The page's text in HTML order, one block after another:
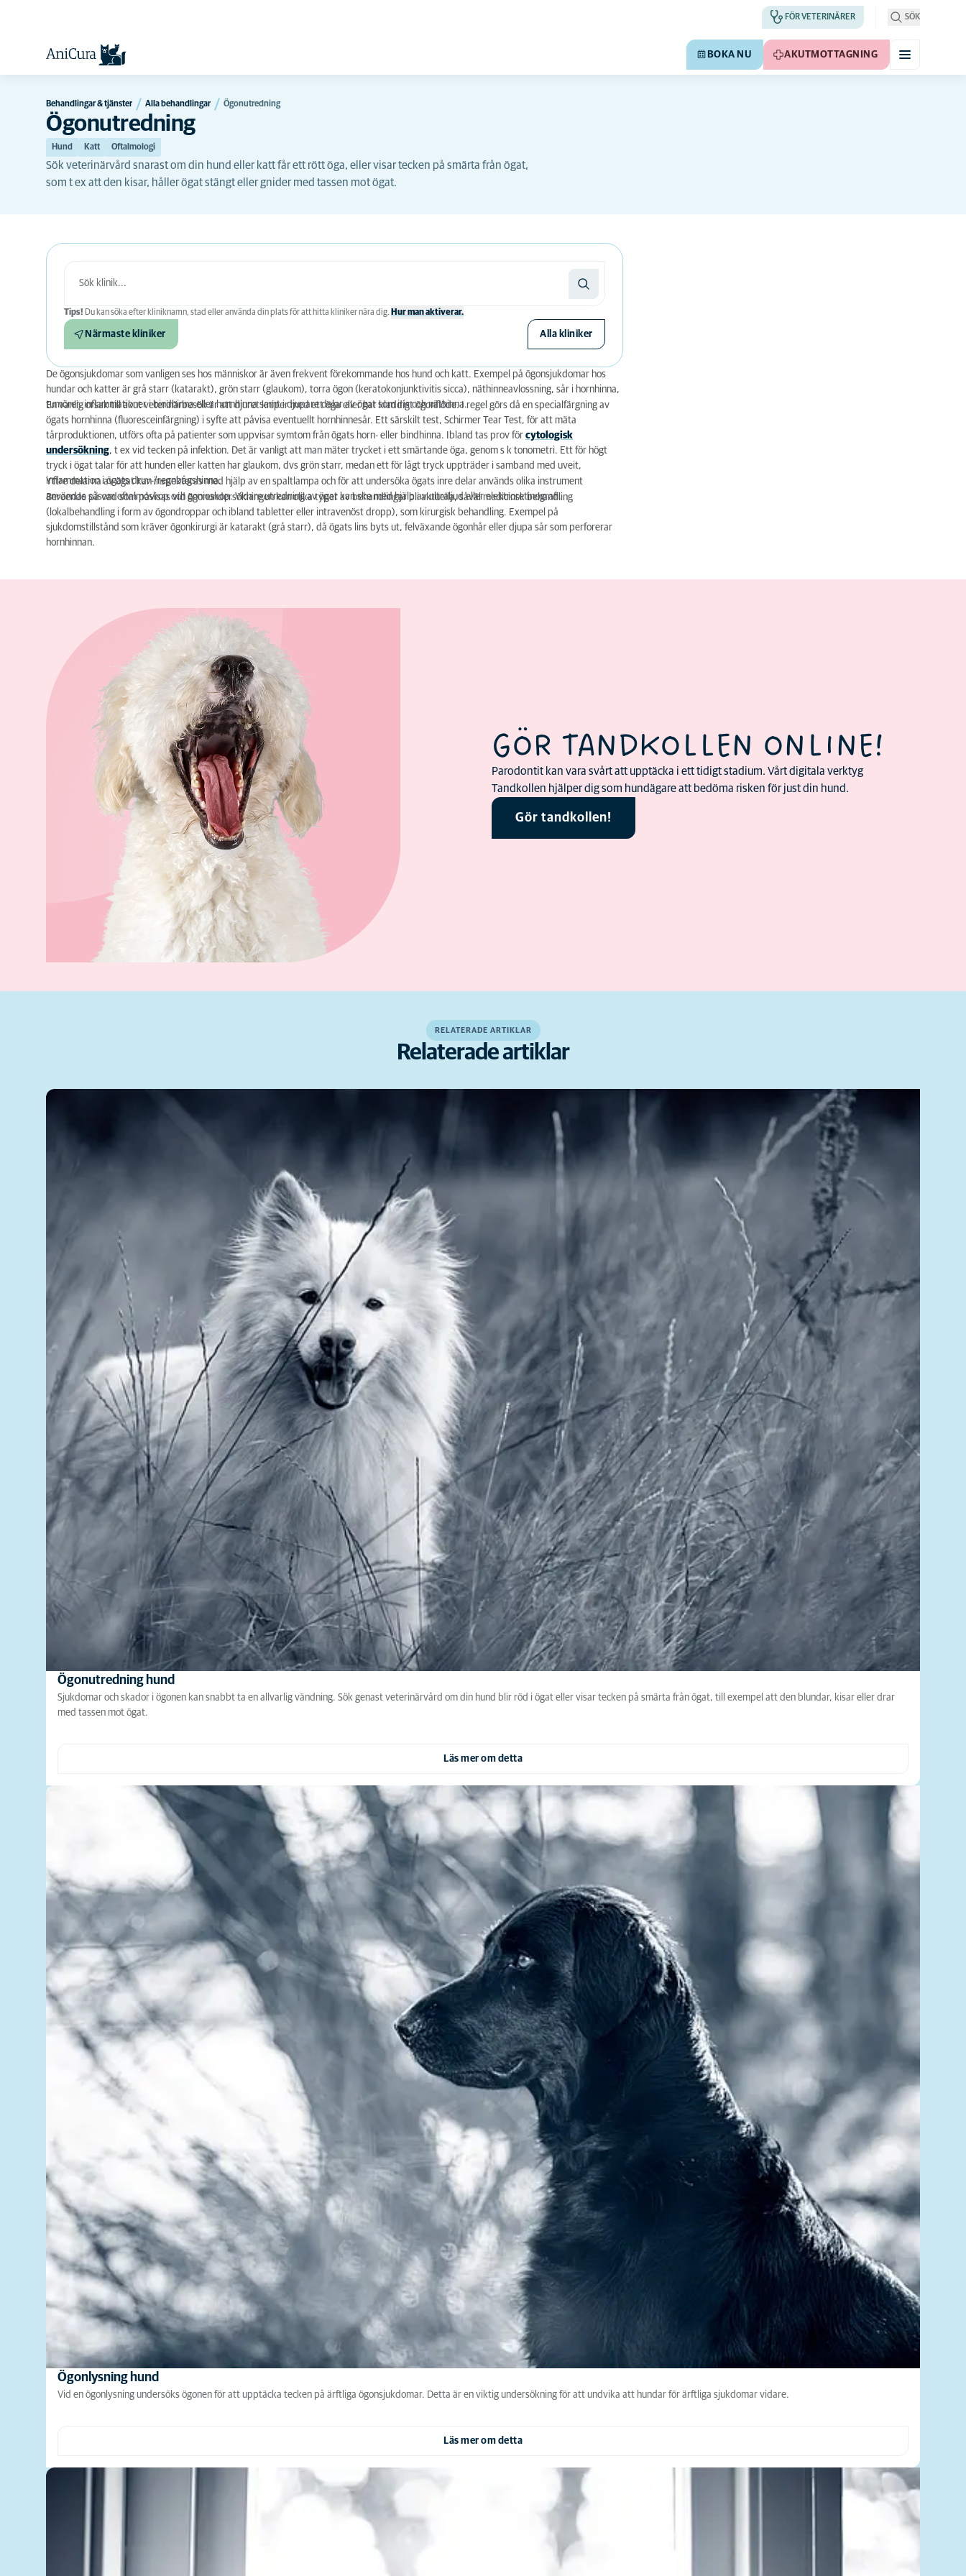
FÖR VETERINÄRER SÖK
BOKA NU AKUTMOTTAGNING
Behandlingar & tjänster Alla behandlingar Ögonutredning
Ögonutredning
Hund Katt Oftalmologi
Sök veterinärvård snarast om din hund eller katt får ett rött öga, eller visar tecken på smärta från ögat,
som t ex att den kisar, håller ögat stängt eller gnider med tassen mot ögat.
Tips! Du kan söka efter kliniknamn, stad eller använda din plats för att hitta kliniker nära dig. Hur man aktiverar.
Närmaste kliniker Alla kliniker
De ögonsjukdomar som vanligen ses hos människor är även frekvent förekommande hos hund och katt. Exempel på ögonsjukdomar hos
hundar och katter är grå starr (katarakt), grön starr (glaukom), torra ögon (keratokonjunktivitis sicca), näthinneavlossning, sår i hornhinna,
tumörer, inflammationer i bindhinna eller hornhinna samt i djupare delar av ögat som iris och näthinna.
En vanlig orsak till akut veterinärbesök är att djuret kniper med ett öga eller har kladdigt ögonflöde. I regel görs då en specialfärgning av
ögats hornhinna (fluoresceinfärgning) i syfte att påvisa eventuellt hornhinnesår. Ett särskilt test, Schirmer Tear Test, för att mäta
tårproduktionen, utförs ofta på patienter som uppvisar symtom från ögats horn- eller bindhinna. Ibland tas prov för cytologisk
undersökning, t ex vid tecken på infektion. Det är vanligt att man mäter trycket i ett smärtande öga, genom s k tonometri. Ett för högt
tryck i ögat talar för att hunden eller katten har glaukom, dvs grön starr, medan ett för lågt tryck uppträder i samband med uveit,
inflammation i ögats druv-/regnbågshinna.
Yttre delarna av ögat kan inspekteras med hjälp av en spaltlampa och för att undersöka ögats inre delar används olika instrument
användas såsom oftalmoskop och gonioskop. Vidare utredning av ögat kan ske med hjälp av ultraljud eller elektroretinografi.
Beroende på vad som påvisas vid ögonundersökningen kan olika typer av behandlingar bli aktuella, såväl medicinsk behandling
(lokalbehandling i form av ögondroppar och ibland tabletter eller intravenöst dropp), som kirurgisk behandling. Exempel på
sjukdomstillstånd som kräver ögonkirurgi är katarakt (grå starr), då ögats lins byts ut, felväxande ögonhår eller djupa sår som perforerar
hornhinnan.
GÖR TANDKOLLEN ONLINE!
Parodontit kan vara svårt att upptäcka i ett tidigt stadium. Vårt digitala verktyg
Tandkollen hjälper dig som hundägare att bedöma risken för just din hund.
Gör tandkollen!
RELATERADE ARTIKLAR
Relaterade artiklar
Ögonutredning hund
Sjukdomar och skador i ögonen kan snabbt ta en allvarlig vändning. Sök genast veterinärvård om din hund blir röd i ögat eller visar tecken på smärta från ögat, till exempel att den blundar, kisar eller drar
med tassen mot ögat.
Läs mer om detta
Ögonlysning hund
Vid en ögonlysning undersöks ögonen för att upptäcka tecken på ärftliga ögonsjukdomar. Detta är en viktig undersökning för att undvika att hundar för ärftliga sjukdomar vidare.
Läs mer om detta